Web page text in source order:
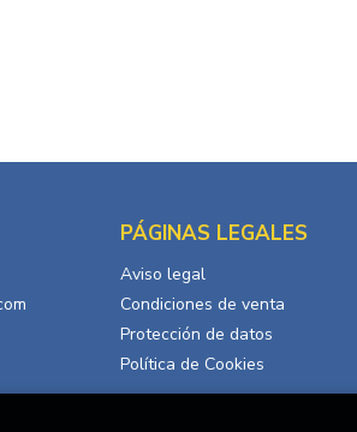
PÁGINAS LEGALES
Aviso legal
Condiciones de venta
Protección de datos
Política de Cookies